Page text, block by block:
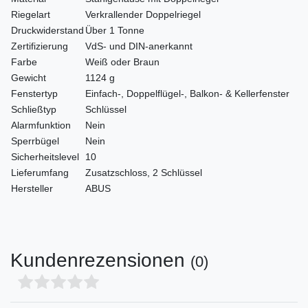
Riegelart
Verkrallender Doppelriegel
Druckwiderstand Über 1 Tonne
Zertifizierung
VdS- und DIN-anerkannt
Farbe
Weiß oder Braun
Gewicht
1124 g
Fenstertyp
Einfach-, Doppelflügel-, Balkon- & Kellerfenster
Schließtyp
Schlüssel
Alarmfunktion
Nein
Sperrbügel
Nein
Sicherheitslevel
10
Lieferumfang
Zusatzschloss, 2 Schlüssel
Hersteller
ABUS
Kundenrezensionen (0)